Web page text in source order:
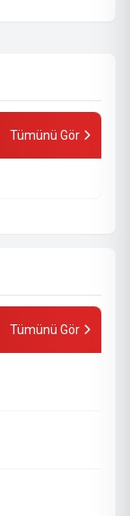
Tümünü Gör
Tümünü Gör